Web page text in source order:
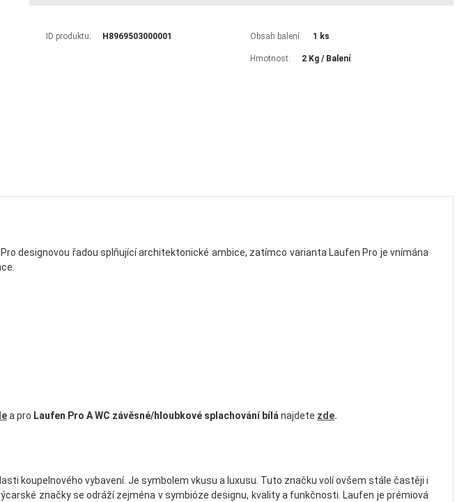
ID produktu: H8969503000001 Obsah balení: 1 ks
Hmotnost: 2 Kg / Balení
designovou řadou splňující architektonické ambice, zatímco varianta Laufen Pro je vnímána
a pro Laufen Pro A WC závěsné/hloubkové splachování bílánajdete zde.
koupelnové­ho vybavení. Je symbolem vkusu a luxusu. Tuto značku volí ovšem stále častěji i
značky se odráží zejména v symbióze designu, kvality a funkčnosti. Laufen je prémiová